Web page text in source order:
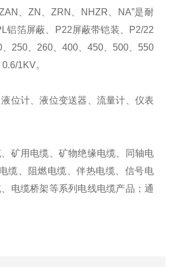
、ZN、ZRN、NHZR、NA”是耐
铝箔屏蔽、P22屏蔽带铠装、P2/22
250、260、400、450、500、550
1KV。
位计、液位变送器、流量计、仪表
矿用电缆、矿物绝缘电缆、同轴电
缆、阻燃电缆、伴热电缆、信号电
电缆桥架等系列电线电缆产品；通